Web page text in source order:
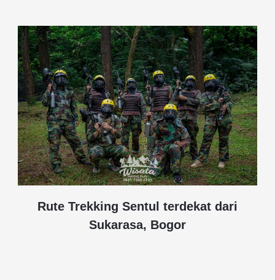
Rute Trekking Sentul terdekat dari
Sukarasa, Bogor